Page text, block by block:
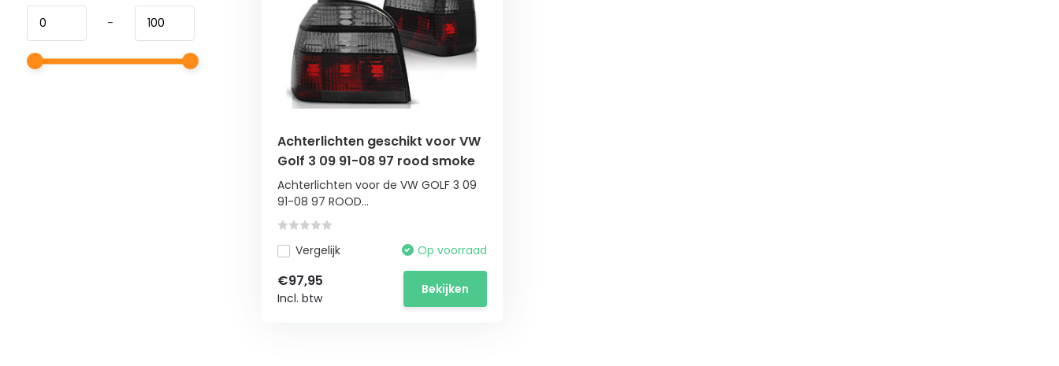
-
Achterlichten geschikt voor VW
Golf 3 09 91-08 97 rood smoke
Achterlichten voor de VW GOLF 3 09
91-08 97 ROOD...
Vergelijk Op voorraad
€97,95
Incl. btw
Bekijken